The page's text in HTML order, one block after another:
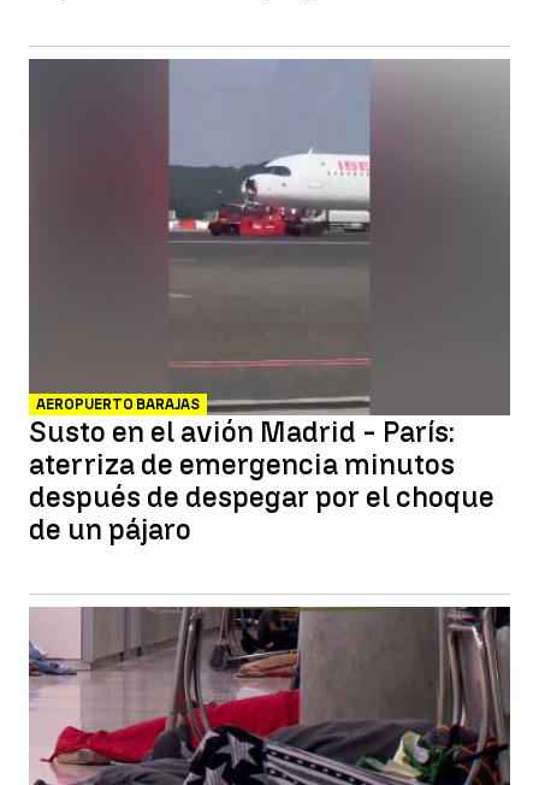
AEROPUERTO BARAJAS
Susto en el avión Madrid - París:
aterriza de emergencia minutos
después de despegar por el choque
de un pájaro